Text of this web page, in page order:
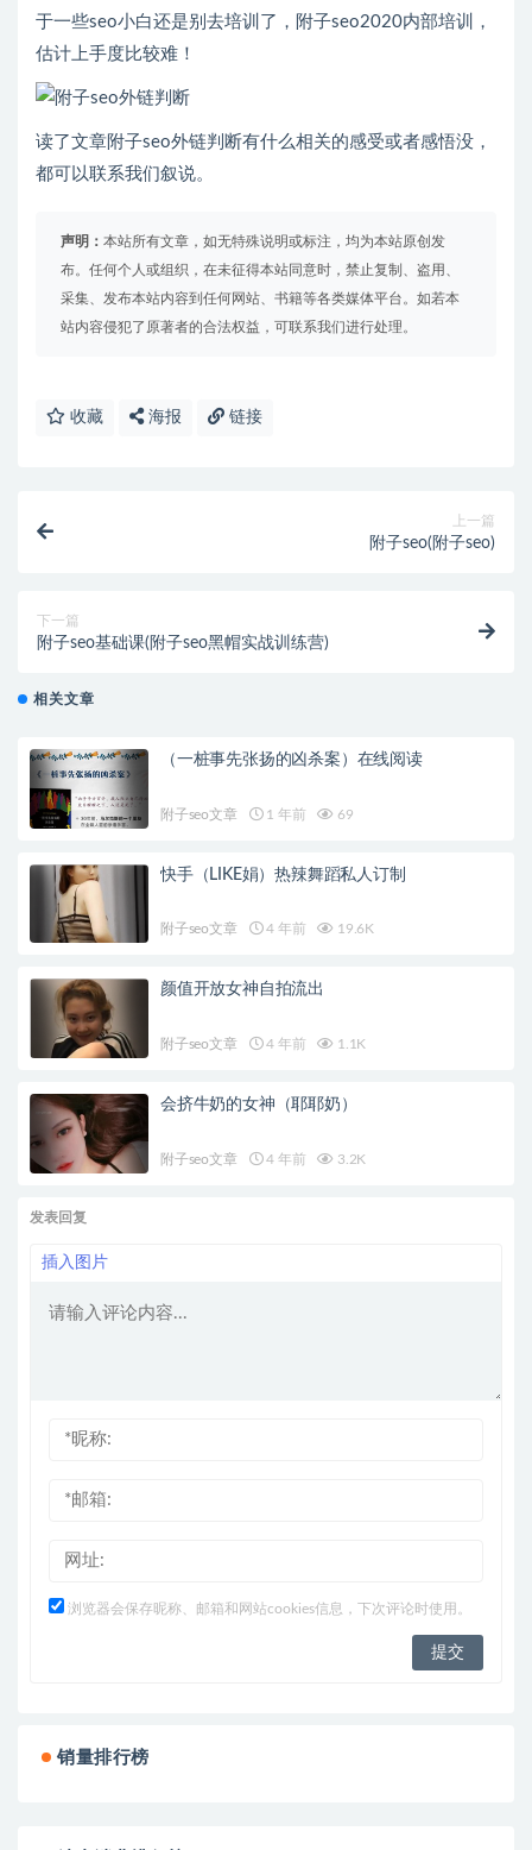
于一些seo小白还是别去培训了，附子seo2020内部培训，
估计上手度比较难！
读了文章附子seo外链判断有什么相关的感受或者感悟没，
都可以联系我们叙说。
声明： 本站所有文章，如无特殊说明或标注，均为本站原创发
布。任何个人或组织，在未征得本站同意时，禁止复制、盗用、
采集、发布本站内容到任何网站、书籍等各类媒体平台。如若本
站内容侵犯了原著者的合法权益，可联系我们进行处理。
收藏 海报 链接
上一篇
附子seo(附子seo)
下一篇
附子seo基础课(附子seo黑帽实战训练营)
相关文章
（一桩事先张扬的凶杀案）在线阅读
附子seo文章 1 年前 69
快手（LIKE娟）热辣舞蹈私人订制
附子seo文章 4 年前 19.6K
颜值开放女神自拍流出
附子seo文章 4 年前 1.1K
会挤牛奶的女神（耶耶奶）
附子seo文章 4 年前 3.2K
发表回复
插入图片
浏览器会保存昵称、邮箱和网站cookies信息，下次评论时使用。
销量排行榜